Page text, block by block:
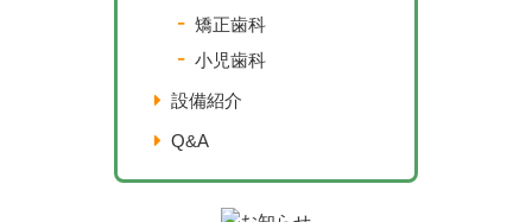
矯正歯科
小児歯科
設備紹介
Q&A